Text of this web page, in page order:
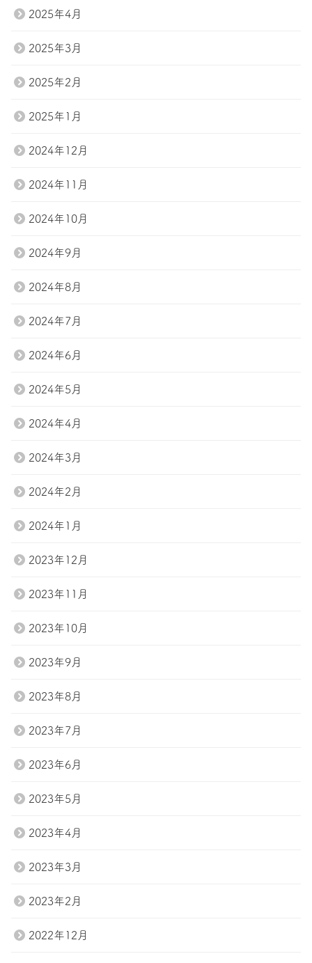
2025年4月
2025年3月
2025年2月
2025年1月
2024年12月
2024年11月
2024年10月
2024年9月
2024年8月
2024年7月
2024年6月
2024年5月
2024年4月
2024年3月
2024年2月
2024年1月
2023年12月
2023年11月
2023年10月
2023年9月
2023年8月
2023年7月
2023年6月
2023年5月
2023年4月
2023年3月
2023年2月
2022年12月